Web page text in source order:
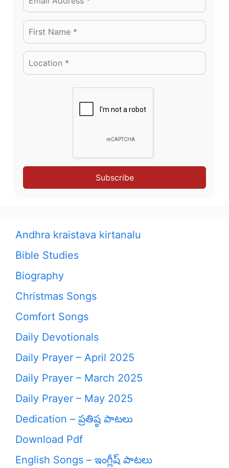
Subscribe
Andhra kraistava kirtanalu
Bible Studies
Biography
Christmas Songs
Comfort Songs
Daily Devotionals
Daily Prayer – April 2025
Daily Prayer – March 2025
Daily Prayer – May 2025
Dedication – ప్రతిష్ఠ పాటలు
Download Pdf
English Songs – ఇంగ్లీష్ పాటలు